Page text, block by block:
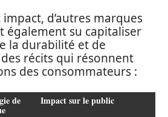
d’autres marques
également su capitaliser
la durabilité et de
récits qui résonnent
des consommateurs :
de Impact sur le public